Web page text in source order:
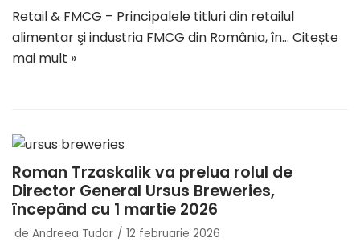
Retail & FMCG – Principalele titluri din retailul
alimentar şi industria FMCG din România, în… Citește
mai mult »
Roman Trzaskalik va prelua rolul de
Director General Ursus Breweries,
începând cu 1 martie 2026
de Andreea Tudor 12 februarie 2026